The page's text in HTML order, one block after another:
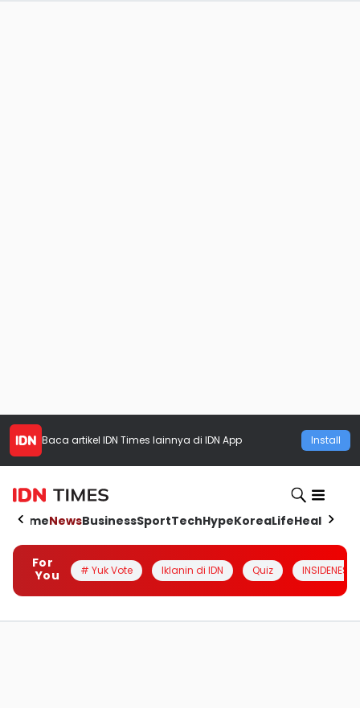
Baca artikel IDN Times lainnya di IDN App Install
HomeNewsBusinessSportTechHypeKoreaLifeHealth
For
You
# Yuk Vote Iklanin di IDN Quiz INSIDENESIA